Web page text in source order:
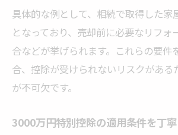
適用条件確認と必要書類の
譲渡所得税申告時の注意点
イス
🏠 かんたん無料査定
だいた情報は査定以外には使用い
具体的な例として、相続で取得した家
となっており、売却前に必要なリフォ
合などが挙げられます。これらの要件
合、控除が受けられないリスクがある
が不可欠です。
3000万円特別控除の適用条件を丁